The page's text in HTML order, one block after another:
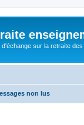
d'échange sur la retraite
non lus